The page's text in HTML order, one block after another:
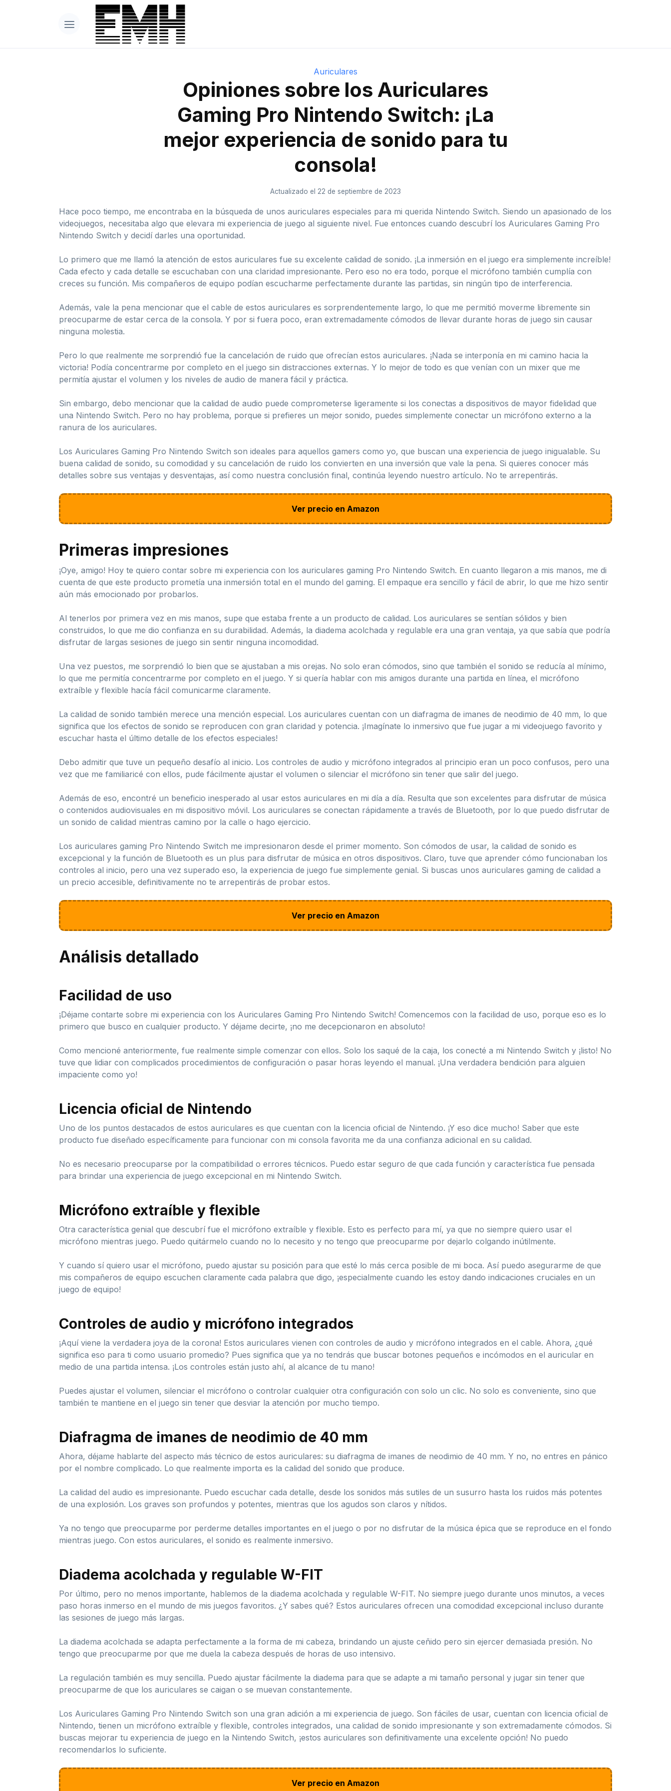
Auriculares
Opiniones sobre los Auriculares
Gaming Pro Nintendo Switch: ¡La
mejor experiencia de sonido para tu
consola!
Actualizado el 22 de septiembre de 2023
Hace poco tiempo, me encontraba en la búsqueda de unos auriculares especiales para mi querida Nintendo Switch. Siendo un apasionado de los
videojuegos, necesitaba algo que elevara mi experiencia de juego al siguiente nivel. Fue entonces cuando descubrí los Auriculares Gaming Pro
Nintendo Switch y decidí darles una oportunidad.
Lo primero que me llamó la atención de estos auriculares fue su excelente calidad de sonido. ¡La inmersión en el juego era simplemente increíble!
Cada efecto y cada detalle se escuchaban con una claridad impresionante. Pero eso no era todo, porque el micrófono también cumplía con
creces su función. Mis compañeros de equipo podían escucharme perfectamente durante las partidas, sin ningún tipo de interferencia.
Además, vale la pena mencionar que el cable de estos auriculares es sorprendentemente largo, lo que me permitió moverme libremente sin
preocuparme de estar cerca de la consola. Y por si fuera poco, eran extremadamente cómodos de llevar durante horas de juego sin causar
ninguna molestia.
Pero lo que realmente me sorprendió fue la cancelación de ruido que ofrecían estos auriculares. ¡Nada se interponía en mi camino hacia la
victoria! Podía concentrarme por completo en el juego sin distracciones externas. Y lo mejor de todo es que venían con un mixer que me
permitía ajustar el volumen y los niveles de audio de manera fácil y práctica.
Sin embargo, debo mencionar que la calidad de audio puede comprometerse ligeramente si los conectas a dispositivos de mayor fidelidad que
una Nintendo Switch. Pero no hay problema, porque si prefieres un mejor sonido, puedes simplemente conectar un micrófono externo a la
ranura de los auriculares.
Los Auriculares Gaming Pro Nintendo Switch son ideales para aquellos gamers como yo, que buscan una experiencia de juego inigualable. Su
buena calidad de sonido, su comodidad y su cancelación de ruido los convierten en una inversión que vale la pena. Si quieres conocer más
detalles sobre sus ventajas y desventajas, así como nuestra conclusión final, continúa leyendo nuestro artículo. No te arrepentirás.
Ver precio en Amazon
Primeras impresiones
¡Oye, amigo! Hoy te quiero contar sobre mi experiencia con los auriculares gaming Pro Nintendo Switch. En cuanto llegaron a mis manos, me di
cuenta de que este producto prometía una inmersión total en el mundo del gaming. El empaque era sencillo y fácil de abrir, lo que me hizo sentir
aún más emocionado por probarlos.
Al tenerlos por primera vez en mis manos, supe que estaba frente a un producto de calidad. Los auriculares se sentían sólidos y bien
construidos, lo que me dio confianza en su durabilidad. Además, la diadema acolchada y regulable era una gran ventaja, ya que sabía que podría
disfrutar de largas sesiones de juego sin sentir ninguna incomodidad.
Una vez puestos, me sorprendió lo bien que se ajustaban a mis orejas. No solo eran cómodos, sino que también el sonido se reducía al mínimo,
lo que me permitía concentrarme por completo en el juego. Y si quería hablar con mis amigos durante una partida en línea, el micrófono
extraíble y flexible hacía fácil comunicarme claramente.
La calidad de sonido también merece una mención especial. Los auriculares cuentan con un diafragma de imanes de neodimio de 40 mm, lo que
significa que los efectos de sonido se reproducen con gran claridad y potencia. ¡Imagínate lo inmersivo que fue jugar a mi videojuego favorito y
escuchar hasta el último detalle de los efectos especiales!
Debo admitir que tuve un pequeño desafío al inicio. Los controles de audio y micrófono integrados al principio eran un poco confusos, pero una
vez que me familiaricé con ellos, pude fácilmente ajustar el volumen o silenciar el micrófono sin tener que salir del juego.
Además de eso, encontré un beneficio inesperado al usar estos auriculares en mi día a día. Resulta que son excelentes para disfrutar de música
o contenidos audiovisuales en mi dispositivo móvil. Los auriculares se conectan rápidamente a través de Bluetooth, por lo que puedo disfrutar de
un sonido de calidad mientras camino por la calle o hago ejercicio.
Los auriculares gaming Pro Nintendo Switch me impresionaron desde el primer momento. Son cómodos de usar, la calidad de sonido es
excepcional y la función de Bluetooth es un plus para disfrutar de música en otros dispositivos. Claro, tuve que aprender cómo funcionaban los
controles al inicio, pero una vez superado eso, la experiencia de juego fue simplemente genial. Si buscas unos auriculares gaming de calidad a
un precio accesible, definitivamente no te arrepentirás de probar estos.
Ver precio en Amazon
Análisis detallado
Facilidad de uso
¡Déjame contarte sobre mi experiencia con los Auriculares Gaming Pro Nintendo Switch! Comencemos con la facilidad de uso, porque eso es lo
primero que busco en cualquier producto. Y déjame decirte, ¡no me decepcionaron en absoluto!
Como mencioné anteriormente, fue realmente simple comenzar con ellos. Solo los saqué de la caja, los conecté a mi Nintendo Switch y ¡listo! No
tuve que lidiar con complicados procedimientos de configuración o pasar horas leyendo el manual. ¡Una verdadera bendición para alguien
impaciente como yo!
Licencia oficial de Nintendo
Uno de los puntos destacados de estos auriculares es que cuentan con la licencia oficial de Nintendo. ¡Y eso dice mucho! Saber que este
producto fue diseñado específicamente para funcionar con mi consola favorita me da una confianza adicional en su calidad.
No es necesario preocuparse por la compatibilidad o errores técnicos. Puedo estar seguro de que cada función y característica fue pensada
para brindar una experiencia de juego excepcional en mi Nintendo Switch.
Micrófono extraíble y flexible
Otra característica genial que descubrí fue el micrófono extraíble y flexible. Esto es perfecto para mí, ya que no siempre quiero usar el
micrófono mientras juego. Puedo quitármelo cuando no lo necesito y no tengo que preocuparme por dejarlo colgando inútilmente.
Y cuando sí quiero usar el micrófono, puedo ajustar su posición para que esté lo más cerca posible de mi boca. Así puedo asegurarme de que
mis compañeros de equipo escuchen claramente cada palabra que digo, ¡especialmente cuando les estoy dando indicaciones cruciales en un
juego de equipo!
Controles de audio y micrófono integrados
¡Aquí viene la verdadera joya de la corona! Estos auriculares vienen con controles de audio y micrófono integrados en el cable. Ahora, ¿qué
significa eso para ti como usuario promedio? Pues significa que ya no tendrás que buscar botones pequeños e incómodos en el auricular en
medio de una partida intensa. ¡Los controles están justo ahí, al alcance de tu mano!
Puedes ajustar el volumen, silenciar el micrófono o controlar cualquier otra configuración con solo un clic. No solo es conveniente, sino que
también te mantiene en el juego sin tener que desviar la atención por mucho tiempo.
Diafragma de imanes de neodimio de 40 mm
Ahora, déjame hablarte del aspecto más técnico de estos auriculares: su diafragma de imanes de neodimio de 40 mm. Y no, no entres en pánico
por el nombre complicado. Lo que realmente importa es la calidad del sonido que produce.
La calidad del audio es impresionante. Puedo escuchar cada detalle, desde los sonidos más sutiles de un susurro hasta los ruidos más potentes
de una explosión. Los graves son profundos y potentes, mientras que los agudos son claros y nítidos.
Ya no tengo que preocuparme por perderme detalles importantes en el juego o por no disfrutar de la música épica que se reproduce en el fondo
mientras juego. Con estos auriculares, el sonido es realmente inmersivo.
Diadema acolchada y regulable W-FIT
Por último, pero no menos importante, hablemos de la diadema acolchada y regulable W-FIT. No siempre juego durante unos minutos, a veces
paso horas inmerso en el mundo de mis juegos favoritos. ¿Y sabes qué? Estos auriculares ofrecen una comodidad excepcional incluso durante
las sesiones de juego más largas.
La diadema acolchada se adapta perfectamente a la forma de mi cabeza, brindando un ajuste ceñido pero sin ejercer demasiada presión. No
tengo que preocuparme por que me duela la cabeza después de horas de uso intensivo.
La regulación también es muy sencilla. Puedo ajustar fácilmente la diadema para que se adapte a mi tamaño personal y jugar sin tener que
preocuparme de que los auriculares se caigan o se muevan constantemente.
Los Auriculares Gaming Pro Nintendo Switch son una gran adición a mi experiencia de juego. Son fáciles de usar, cuentan con licencia oficial de
Nintendo, tienen un micrófono extraíble y flexible, controles integrados, una calidad de sonido impresionante y son extremadamente cómodos. Si
buscas mejorar tu experiencia de juego en la Nintendo Switch, ¡estos auriculares son definitivamente una excelente opción! No puedo
recomendarlos lo suficiente.
Ver precio en Amazon